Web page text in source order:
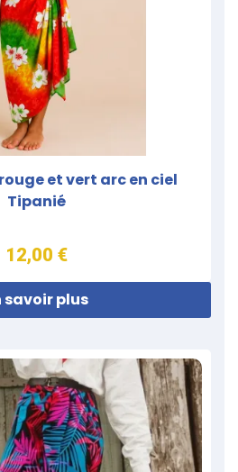
et vert arc en ciel
Tipanié
12,00 €
savoir plus